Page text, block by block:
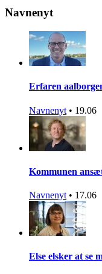
Navnenyt
Erfaren
Navnenyt • 19.06
Kommunen
Navnenyt • 17.06
Else elsker at se